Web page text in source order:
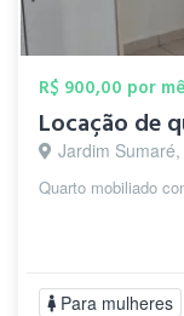
R$ 900,00 por
Locação de
Jardim
Quarto mobiliado
Para mulheres